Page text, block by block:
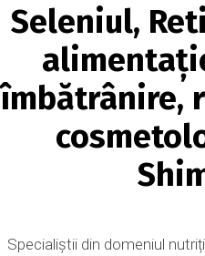
Seleniul,
îmbătrânire,
Specialiștii din domeniul